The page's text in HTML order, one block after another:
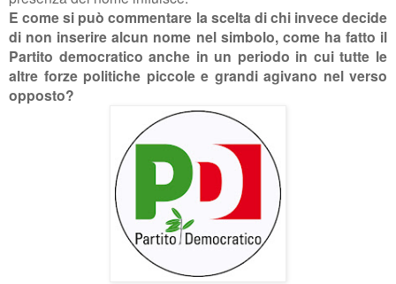
E come si può commentare la scelta di chi invece decide
di non inserire alcun nome nel simbolo, come ha fatto il
Partito democratico anche in un periodo in cui tutte le
altre forze politiche piccole e grandi agivano nel verso
opposto?